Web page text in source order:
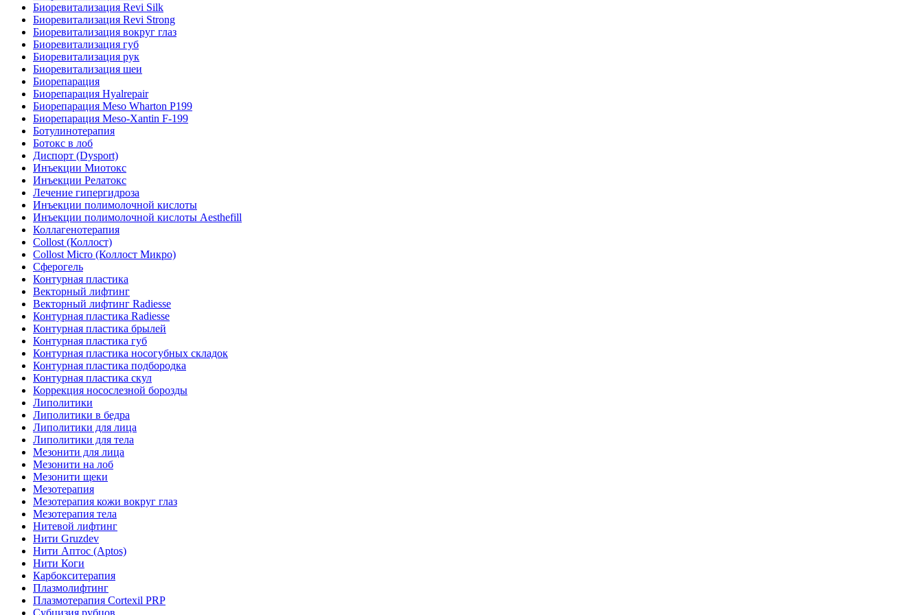
Биоревитализация Revi Silk
Биоревитализация Revi Strong
Биоревитализация вокруг глаз
Биоревитализация губ
Биоревитализация рук
Биоревитализация шеи
Биорепарация
Биорепарация Hyalrepair
Биорепарация Meso Wharton P199
Биорепарация Meso-Xantin F-199
Ботулинотерапия
Ботокс в лоб
Диспорт (Dysport)
Инъекции Миотокс
Инъекции Релатокс
Лечение гипергидроза
Инъекции полимолочной кислоты
Инъекции полимолочной кислоты Aesthefill
Коллагенотерапия
Collost (Коллост)
Collost Micro (Коллост Микро)
Сферогель
Контурная пластика
Векторный лифтинг
Векторный лифтинг Radiesse
Контурная пластика Radiesse
Контурная пластика брылей
Контурная пластика губ
Контурная пластика носогубных складок
Контурная пластика подбородка
Контурная пластика скул
Коррекция носослезной борозды
Липолитики
Липолитики в бедра
Липолитики для лица
Липолитики для тела
Мезонити для лица
Мезонити на лоб
Мезонити щеки
Мезотерапия
Мезотерапия кожи вокруг глаз
Мезотерапия тела
Нитевой лифтинг
Нити Gruzdev
Нити Аптос (Aptos)
Нити Коги
Карбокситерапия
Плазмолифтинг
Плазмотерапия Сortexil PRP
Субцизия рубцов